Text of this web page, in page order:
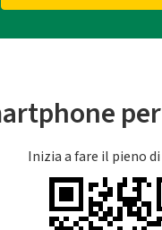
Inizia a fare il pieno